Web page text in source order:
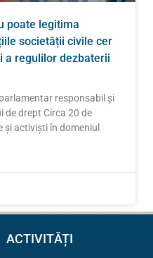
poate legitima
societății civile cer
a regulilor dezbaterii
responsabil și
de drept Circa 20 de
activiști în domeniul
ACTIVITĂȚI